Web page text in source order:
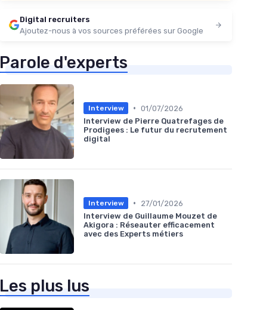
Digital recruiters
Ajoutez-nous à vos sources préférées sur Google
Parole d'experts
Interview • 01/07/2026
Interview de Pierre Quatrefages de
Prodigees : Le futur du recrutement
digital
Interview •
27/01/2026
Interview de Guillaume Mouzet de
Akigora : Réseauter efficacement
avec des Experts métiers
Les plus lus